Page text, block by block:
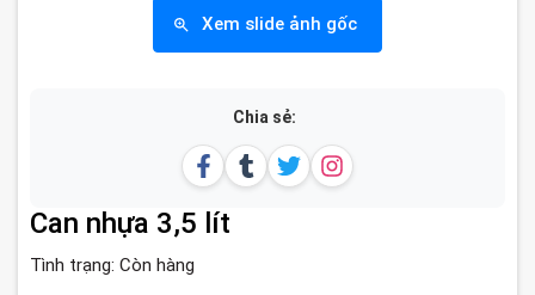
Xem slide ảnh gốc
Chia sẻ:
Can nhựa 3,5 lít
Tình trạng: Còn hàng